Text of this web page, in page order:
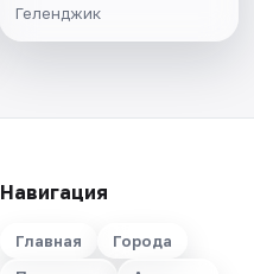
Геленджик
Навигация
Главная
Города